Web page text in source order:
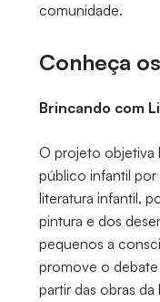
comunidade.
Conheça
Brincando com
O projeto objetiva
público infantil por
literatura infantil,
pintura e dos
pequenos a
promove o debate
partir das obras